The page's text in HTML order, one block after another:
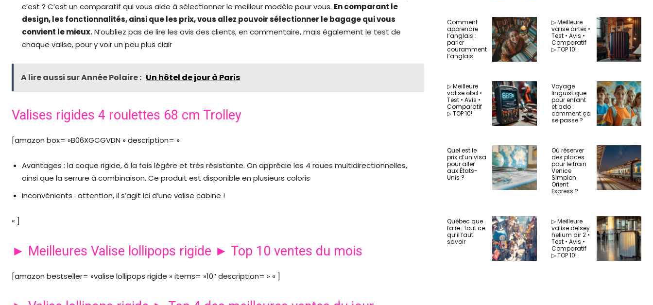
c’est ? C’est un comparatif qui vous aide à sélectionner le meilleur modèle pour vous. En comparant le
design, les fonctionnalités, ainsi que les prix, vous allez pouvoir sélectionner le bagage qui vous
convient le mieux.N’oubliez pas de lire les avis des clients, en commentaire, mais également le test de
chaque valise, pour y voir un peu plus clair
A lire aussi sur Année Polaire : Un hôtel de jour à Paris
Valises rigides 4 roulettes 68 cm Trolley
[amazon box= »B06XGCGVDN » description= »
Avantages : la coque rigide, à la fois légère et très résistante. On apprécie les 4 roues multidirectionnelles,
ainsi que la serrure à combinaison. Ce produit est disponible en plusieurs coloris
Inconvénients : attention, il s’agit ici d’une valise cabine !
« ]
► Meilleures Valise lollipops rigide ► Top 10 ventes du mois
[amazon bestseller= »valise lollipops rigide » items= »10″ description= » « ]
Comment
apprendre
l’anglais :
parler
couramment
l’anglais
▷ Meilleure
valise airtex •
Test • Avis •
Comparatif
▷ TOP 10!
▷ Meilleure
valise obd •
Test • Avis •
Comparatif
▷ TOP 10!
Voyage
linguistique
pour enfant
et ado :
comment ça
se passe ?
Quel est le
prix d’un visa
pour aller
aux États-
Unis ?
Où réserver
des places
pour le train
Venice
Simplon
Orient
Express ?
Québec que
faire : tout ce
qu’il faut
savoir
▷ Meilleure
valise delsey
helium air 2 •
Test • Avis •
Comparatif
▷ TOP 10!